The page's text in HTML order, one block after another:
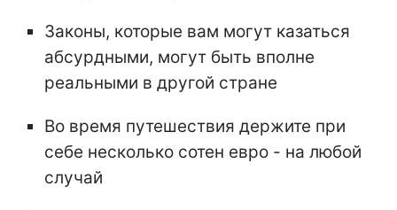
Законы, которые вам могут казаться
абсурдными, могут быть вполне
реальными в другой стране
Во время путешествия держите при
себе несколько сотен евро - на любой
случай